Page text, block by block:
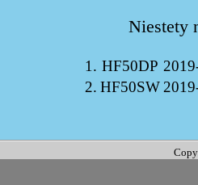
Niestety
1. HF50DP
2. HF50SW